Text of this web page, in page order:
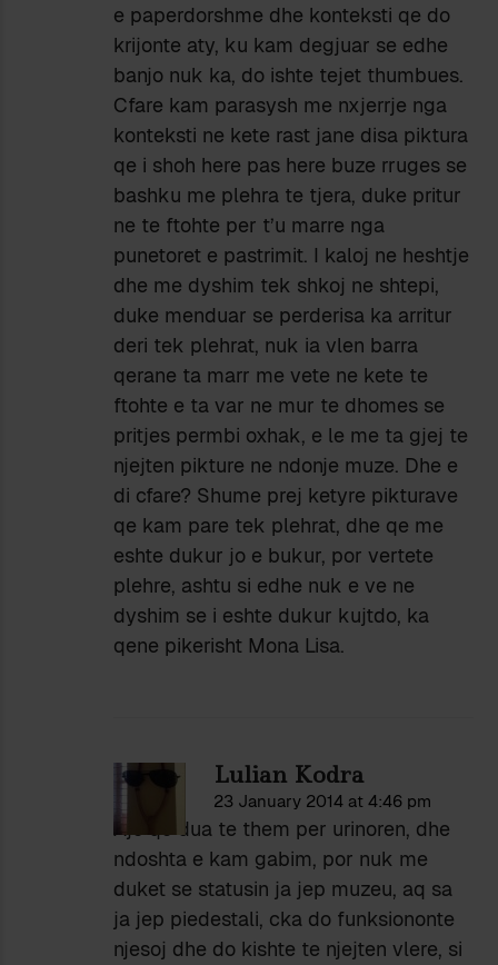
e paperdorshme dhe konteksti qe do
krijonte aty, ku kam degjuar se edhe
banjo nuk ka, do ishte tejet thumbues.
Cfare kam parasysh me nxjerrje nga
konteksti ne kete rast jane disa piktura
qe i shoh here pas here buze rruges se
bashku me plehra te tjera, duke pritur
ne te ftohte per t’u marre nga
punetoret e pastrimit. I kaloj ne heshtje
dhe me dyshim tek shkoj ne shtepi,
duke menduar se perderisa ka arritur
deri tek plehrat, nuk ia vlen barra
qerane ta marr me vete ne kete te
ftohte e ta var ne mur te dhomes se
pritjes permbi oxhak, e le me ta gjej te
njejten pikture ne ndonje muze. Dhe e
di cfare? Shume prej ketyre pikturave
qe kam pare tek plehrat, dhe qe me
eshte dukur jo e bukur, por vertete
plehre, ashtu si edhe nuk e ve ne
dyshim se i eshte dukur kujtdo, ka
qene pikerisht Mona Lisa.
Lulian Kodra
23 January 2014 at 4:46 pm
Ajo qe dua te them per urinoren, dhe
ndoshta e kam gabim, por nuk me
duket se statusin ja jep muzeu, aq sa
ja jep piedestali, cka do funksiononte
njesoj dhe do kishte te njejten vlere, si